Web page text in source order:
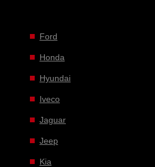
Ford
Honda
Hyundai
Iveco
Jaguar
Jeep
Kia